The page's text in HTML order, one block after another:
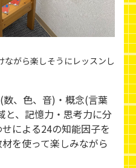
がら楽しそうにレッスンし
、色、音)・概念(言葉
と、記憶力・思考力に分
による24の知能因子を
を使って楽しみながら